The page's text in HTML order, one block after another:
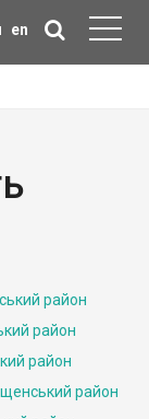
en
район
район
район
район